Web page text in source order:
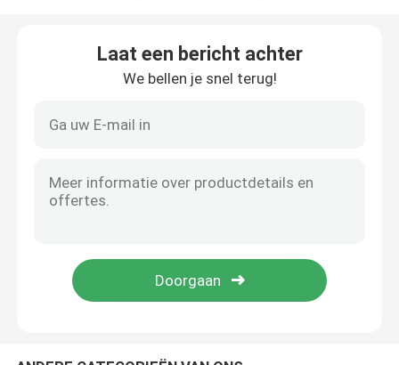
VerhogingsAirconditioner
Laat een bericht achter
We bellen je snel terug!